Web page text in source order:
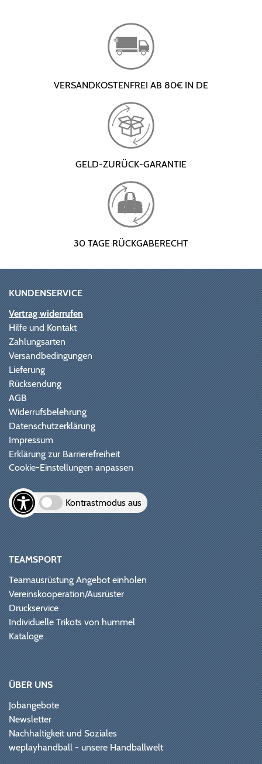
VERSANDKOSTENFREI AB 80€ IN DE
GELD-ZURÜCK-GARANTIE
30 TAGE RÜCKGABERECHT
KUNDENSERVICE
Vertrag widerrufen
Hilfe und Kontakt
Zahlungsarten
Versandbedingungen
Lieferung
Rücksendung
AGB
Widerrufsbelehrung
Datenschutzerklärung
Impressum
Erklärung zur Barrierefreiheit
Cookie-Einstellungen anpassen
Kontrastmodus aus
TEAMSPORT
Teamausrüstung Angebot einholen
Vereinskooperation/Ausrüster
Druckservice
Individuelle Trikots von hummel
Kataloge
ÜBER UNS
Jobangebote
Newsletter
Nachhaltigkeit und Soziales
weplayhandball - unsere Handballwelt